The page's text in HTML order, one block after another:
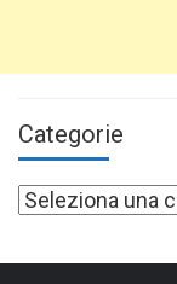
Categorie
Categorie